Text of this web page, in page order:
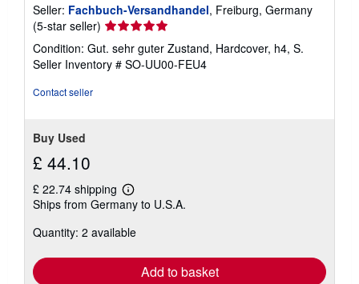
Seller: Fachbuch-Versandhandel, Freiburg, Germany
(5-star seller) Seller
rating
5
out
Condition: Gut. sehr guter Zustand, Hardcover, h4, S.
Seller Inventory # SO-UU00-FEU4
Contact seller
Buy Used
£ 44.10
£ 22.74 shipping
Learn
more
shipping
Ships from Germany to U.S.A.
Quantity: 2 available
Add to basket